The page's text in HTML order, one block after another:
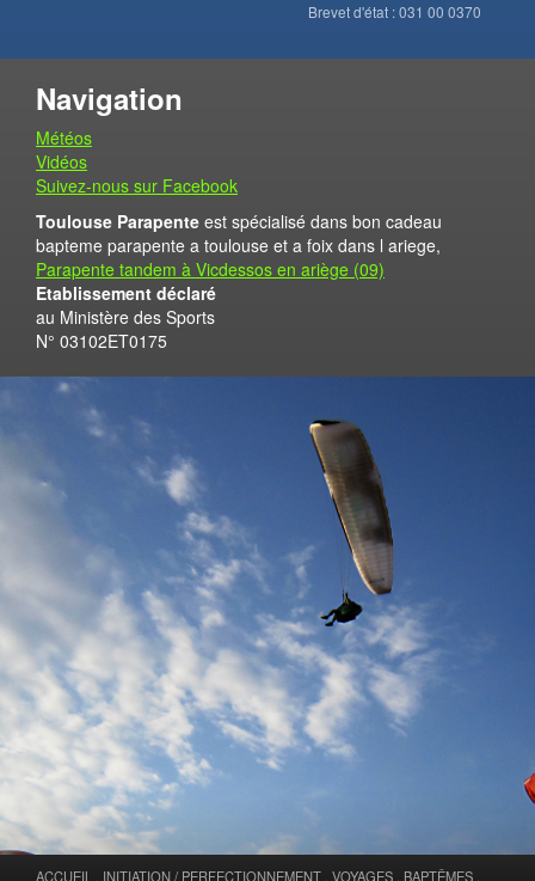
Brevet d'état : 031 00 0370
Navigation
Météos
Vidéos
Suivez-nous sur Facebook
Toulouse Parapente est spécialisé dans bon cadeau
bapteme parapente a toulouse et a foix dans l ariege,
Parapente tandem à Vicdessos en ariège (09)
Etablissement déclaré
au Ministère des Sports
N° 03102ET0175
ACCUEIL INITIATION / PERFECTIONNEMENT VOYAGES BAPTÊMES